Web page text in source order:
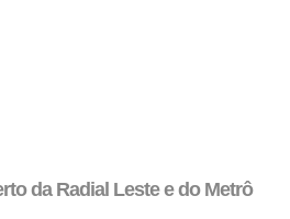
da Radial Leste e do Metrô